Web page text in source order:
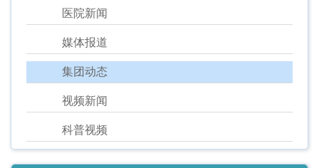
医院新闻
媒体报道
集团动态
视频新闻
科普视频